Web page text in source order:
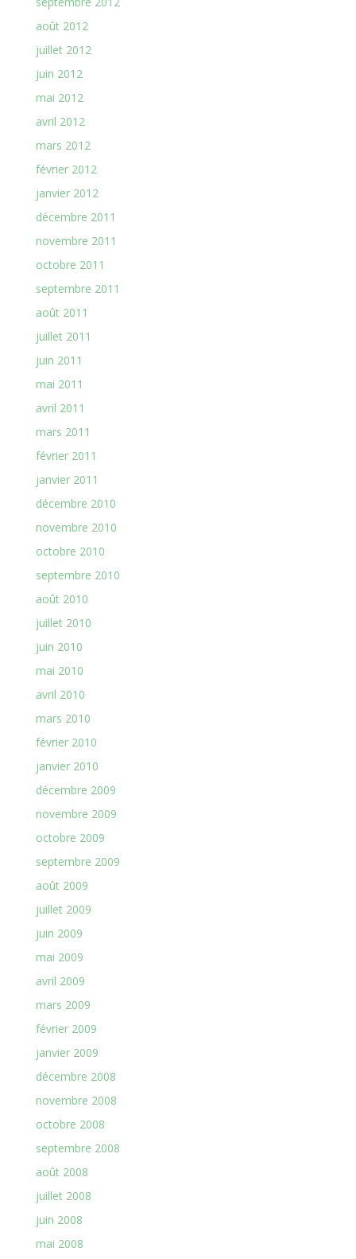
août 2012
juillet 2012
juin 2012
mai 2012
avril 2012
mars 2012
février 2012
janvier 2012
décembre 2011
novembre 2011
octobre 2011
septembre 2011
août 2011
juillet 2011
juin 2011
mai 2011
avril 2011
mars 2011
février 2011
janvier 2011
décembre 2010
novembre 2010
octobre 2010
septembre 2010
août 2010
juillet 2010
juin 2010
mai 2010
avril 2010
mars 2010
février 2010
janvier 2010
décembre 2009
novembre 2009
octobre 2009
septembre 2009
août 2009
juillet 2009
juin 2009
mai 2009
avril 2009
mars 2009
février 2009
janvier 2009
décembre 2008
novembre 2008
octobre 2008
septembre 2008
août 2008
juillet 2008
juin 2008
mai 2008